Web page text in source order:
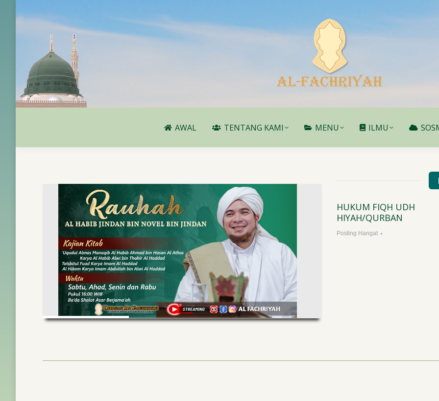
AWAL TENTANG KAMI MENU ILMU
PENERIMAAN SANTRI BARU
PUTRA-PUTRI ALFACHRIYAH
1443H / 2022
Pendaftaran Santri Baru,Posting Hangat
HUKUM FIQH UDH
HIYAH/QURBAN
Posting Hangat
AWAL TENTANG KAMI MENU